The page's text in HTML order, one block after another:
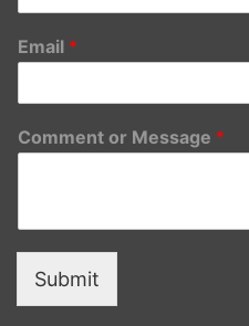
Email *
Comment or Message *
Submit